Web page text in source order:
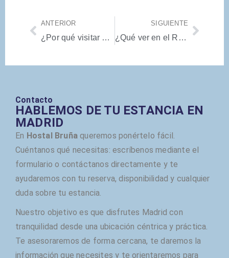
ANTERIOR
¿Por qué visitar Madrid en San Isidro?
SIGUIENTE
¿Qué ver en el Real Jardín Botánico?
Contacto
HABLEMOS DE TU ESTANCIA EN
MADRID
En Hostal Bruña queremos ponértelo fácil.
Cuéntanos qué necesitas: escríbenos mediante el
formulario o contáctanos directamente y te
ayudaremos con tu reserva, disponibilidad y cualquier
duda sobre tu estancia.
Nuestro objetivo es que disfrutes Madrid con
tranquilidad desde una ubicación céntrica y práctica.
Te asesoraremos de forma cercana, te daremos la
información que necesites y te orientaremos para